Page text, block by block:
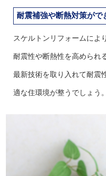
耐震補強や断熱対策がで
スケルトンリフォームによ
耐震性や断熱性を高められ
最新技術を取り入れて耐震
適な住環境が整うでしょう。